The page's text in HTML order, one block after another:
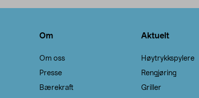
Om
Om oss
Presse
Bærekraft
Aktuelt
Høytrykkspylere
Rengjøring
Griller